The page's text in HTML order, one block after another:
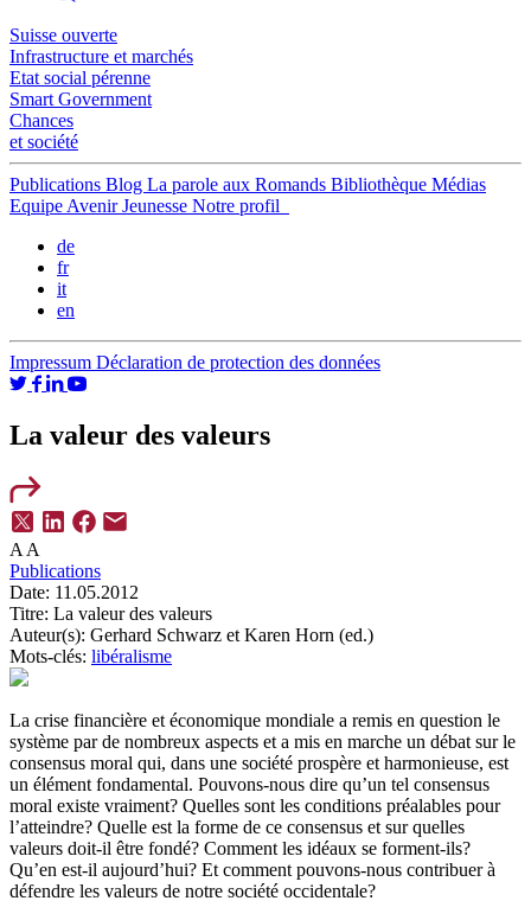
Suisse ouverte
Infrastructure et marchés
Etat social pérenne
Smart Government
Chances
et société
Publications Blog La parole aux Romands Bibliothèque Médias
Equipe Avenir Jeunesse Notre profil
de
fr
it
en
Impressum Déclaration de protection des données
La valeur des valeurs
A A
Publications
Date: 11.05.2012
Titre: La valeur des valeurs
Auteur(s): Gerhard Schwarz et Karen Horn (ed.)
Mots-clés: libéralisme
La crise financière et économique mondiale a remis en question le
système par de nombreux aspects et a mis en marche un débat sur le
consensus moral qui, dans une société prospère et harmonieuse, est
un élément fondamental. Pouvons-nous dire qu’un tel consensus
moral existe vraiment? Quelles sont les conditions préalables pour
l’atteindre? Quelle est la forme de ce consensus et sur quelles
valeurs doit-il être fondé? Comment les idéaux se forment-ils?
Qu’en est-il aujourd’hui? Et comment pouvons-nous contribuer à
défendre les valeurs de notre société occidentale?